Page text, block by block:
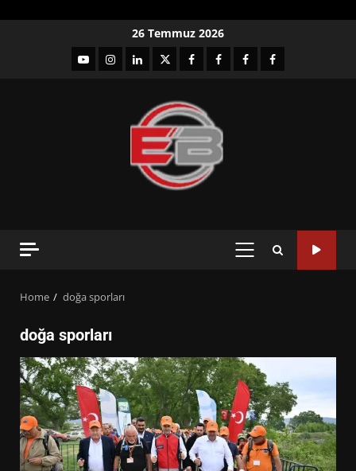
26 Temmuz 2026
YouTubeInstagram
LinkedIntwitterfacebook-Facebook-
Facebook-Facebook-
PRIMARY
Home doğa sporları
doğa sporları